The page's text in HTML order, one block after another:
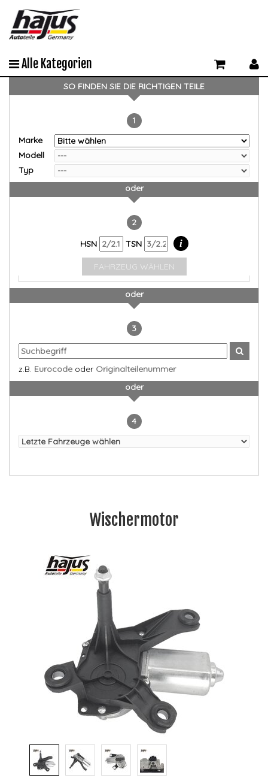
Alle Kategorien
SO FINDEN SIE DIE RICHTIGEN TEILE
1
Marke
Modell
Typ
oder
2
HSN
TSN i
FAHRZEUG WÄHLEN
oder
3
z.B. Eurocode oder Originalteilenummer
oder
4
Wischermotor